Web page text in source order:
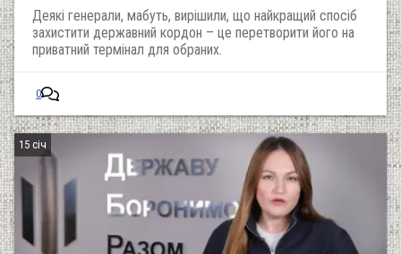
Деякі генерали, мабуть, вирішили, що найкращий спосіб
захистити державний кордон – це перетворити його на
приватний термінал для обраних.
0
15 січ